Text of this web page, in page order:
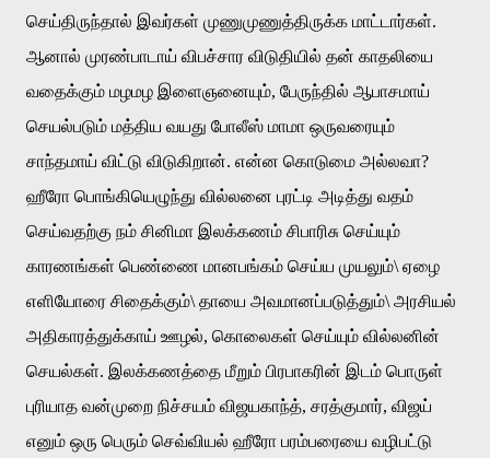
செய்திருந்தால் இவர்கள் முணுமுணுத்திருக்க மாட்டார்கள்.
ஆனால் முரண்பாடாய் விபச்சார விடுதியில் தன் காதலியை
வதைக்கும் மழமழ இளைஞனையும், பேருந்தில் ஆபாசமாய்
செயல்படும் மத்திய வயது போலீஸ் மாமா ஒருவரையும்
சாந்தமாய் விட்டு விடுகிறான். என்ன கொடுமை அல்லவா?
ஹீரோ பொங்கியெழுந்து வில்லனை புரட்டி அடித்து வதம்
செய்வதற்கு நம் சினிமா இலக்கணம் சிபாரிசு செய்யும்
காரணங்கள் பெண்ணை மானபங்கம் செய்ய முயலும்\ ஏழை
எளியோரை சிதைக்கும்\ தாயை அவமானப்படுத்தும்\ அரசியல்
அதிகாரத்துக்காய் ஊழல், கொலைகள் செய்யும் வில்லனின்
செயல்கள். இலக்கணத்தை மீறும் பிரபாகரின் இடம் பொருள்
புரியாத வன்முறை நிச்சயம் விஜயகாந்த், சரத்குமார், விஜய்
எனும் ஒரு பெரும் செவ்வியல் ஹீரோ பரம்பரையை வழிபட்டு